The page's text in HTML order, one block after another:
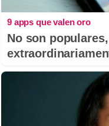
9 apps que valen oro
No son